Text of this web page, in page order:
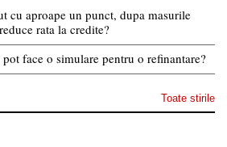
cu aproape un punct, dupa masurile
rata la credite?
face o simulare pentru o refinantare?
Toate stirile